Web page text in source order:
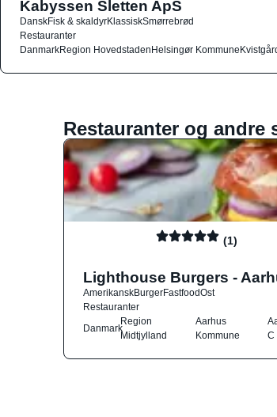
Kabyssen Sletten ApS
DanskFisk & skaldyrKlassiskSmørrebrød
Restauranter
DanmarkRegion HovedstadenHelsingør Kommune
Restauranter og andre
(1)
Lighthouse Burgers -
AmerikanskBurgerFastfoodOst
Restauranter
Danmark
Region
Midtjylland
Aarhus
Kommune
C